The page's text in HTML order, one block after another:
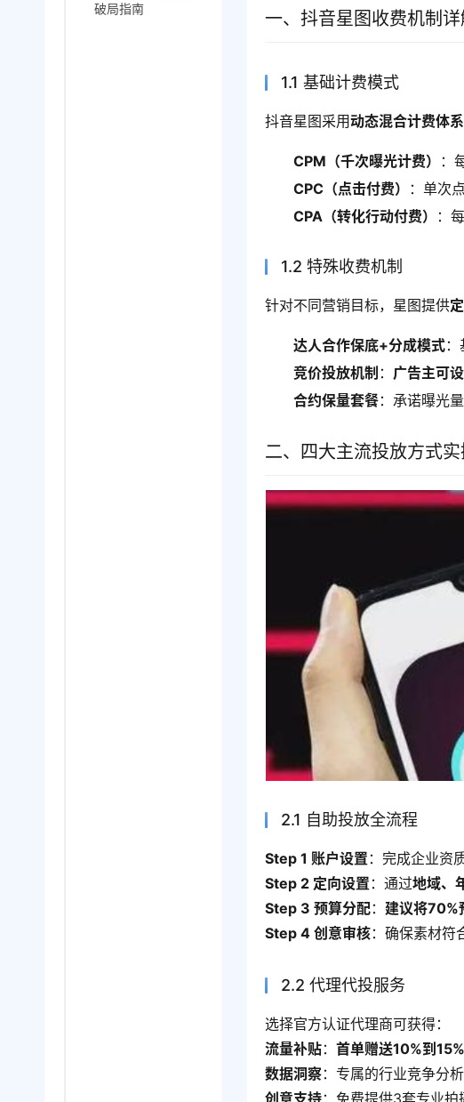
破局指南
一、抖音星图收费机制
1.1 基础计费模式
抖音星图采用动态混合计费体系
CPM（千次曝光计费）
：
CPC（点击付费）
：单次
CPA（转化行动付费）
：
1.2 特殊收费机制
针对不同营销目标，星图提供
达人合作保底+分成模式
竞价投放机制 ： 广告主可
合约保量套餐：承诺曝光
二、四大主流投放方式
2.1 自助投放全流程
Step 1 账户设置 ：完成企业资
Step 2 定向设置 ：通过地域、
Step 3 预算分配：建议将70%
Step 4 创意审核：确保素材符
2.2 代理代投服务
选择官方认证代理商可获得：
流量补贴：首单赠送10%到
数据洞察：专属的行业竞争分